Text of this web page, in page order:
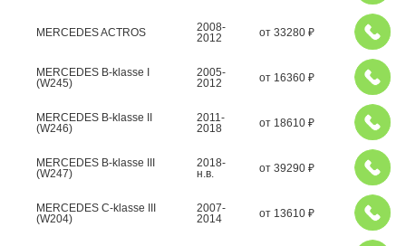
MERCEDES ACTROS
2008-
2012
от 33280 ₽
MERCEDES B-klasse I
(W245)
2005-
2012
от 16360 ₽
MERCEDES B-klasse II
(W246)
2011-
2018
от 18610 ₽
MERCEDES B-klasse III
(W247)
2018-
н.в.
от 39290 ₽
MERCEDES C-klasse III
(W204)
2007-
2014
от 13610 ₽